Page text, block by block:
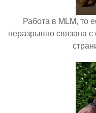
Работа в MLM, то
неразрывно связана с